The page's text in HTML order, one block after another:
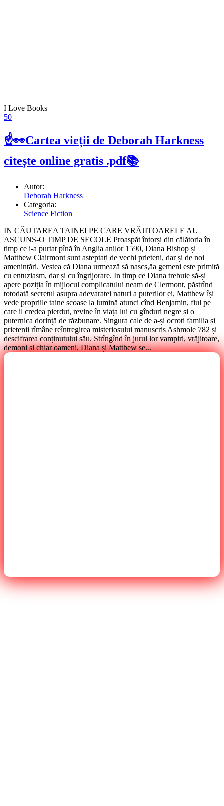
I Love Books
50
☝👀Cartea vieții de Deborah Harkness
citește online gratis .pdf📚
Autor:
Deborah Harkness
Categoria:
Science Fiction
IN CĂUTAREA TAINEI PE CARE VRĂJITOARELE AU
ASCUNS-O TIMP DE SECOLE Proaspăt întorși din călătoria în
timp ce i-a purtat pînă în Anglia anilor 1590, Diana Bishop și
Matthew Clairmont sunt asteptați de vechi prieteni, dar și de noi
amenințări. Vestea că Diana urmează să nascș,ăa gemeni este primită
cu entuziasm, dar și cu îngrijorare. In timp ce Diana trebuie să-și
apere poziția în mijlocul complicatului neam de Clermont, păstrînd
totodată secretul asupra adevaratei naturi a puterilor ei, Matthew își
vede propriile taine scoase la lumină atunci cînd Benjamin, fiul pe
care il credea pierdut, revine în viața lui cu gînduri negre și o
puternica dorință de răzbunare. Singura cale de a-și ocroti familia și
prietenii rîmâne reîntregirea misteriosului manuscris Ashmole 782 și
descifrarea conținutului său. Strîngînd în jurul lor vampiri, vrăjitoare,
demoni și chiar oameni, Diana și Matthew se...